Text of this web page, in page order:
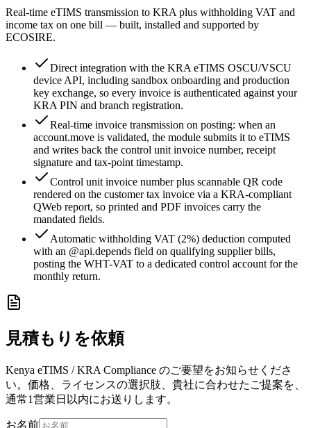
Real-time eTIMS transmission to KRA plus withholding VAT and
income tax on one bill — built, installed and supported by
ECOSIRE.
Direct integration with the KRA eTIMS OSCU/VSCU
device API, including sandbox onboarding and production
key exchange, so every invoice is authenticated against your
KRA PIN and branch registration.
Real-time invoice transmission on posting: when an
account.move is validated, the module submits it to eTIMS
and writes back the control unit invoice number, receipt
signature and tax-point timestamp.
Control unit invoice number plus scannable QR code
rendered on the customer tax invoice via a KRA-compliant
QWeb report, so printed and PDF invoices carry the
mandated fields.
Automatic withholding VAT (2%) deduction computed
with an @api.depends field on qualifying supplier bills,
posting the WHT-VAT to a dedicated control account for the
monthly return.
見積もりを依頼
Kenya eTIMS / KRA Compliance のご要望をお知らせくださ
い。価格、ライセンスの選択肢、貴社に合わせたご提案を、
通常1営業日以内にお送りします。
お名前